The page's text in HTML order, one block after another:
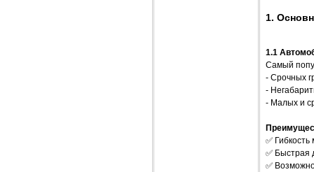
1.
1.1
Самый
- Срочных
-
- Малых и
✅
✅ Быстрая
✅